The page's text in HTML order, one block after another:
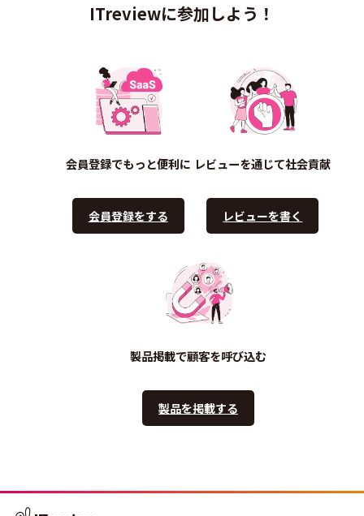
ITreviewに参加しよう！
会員登録でもっと便利に
会員登録をする
レビューを通じて社会貢献
レビューを書く
製品掲載で顧客を呼び込む
製品を掲載する